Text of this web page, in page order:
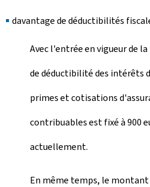
davantage de déductibilités
Avec l'entrée en vigueur de
de déductibilité des intérêts
primes et cotisations
contribuables est fixé à 900
actuellement.
En même temps, le